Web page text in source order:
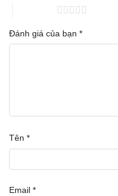
Đánh giá của bạn *
Tên *
Email *